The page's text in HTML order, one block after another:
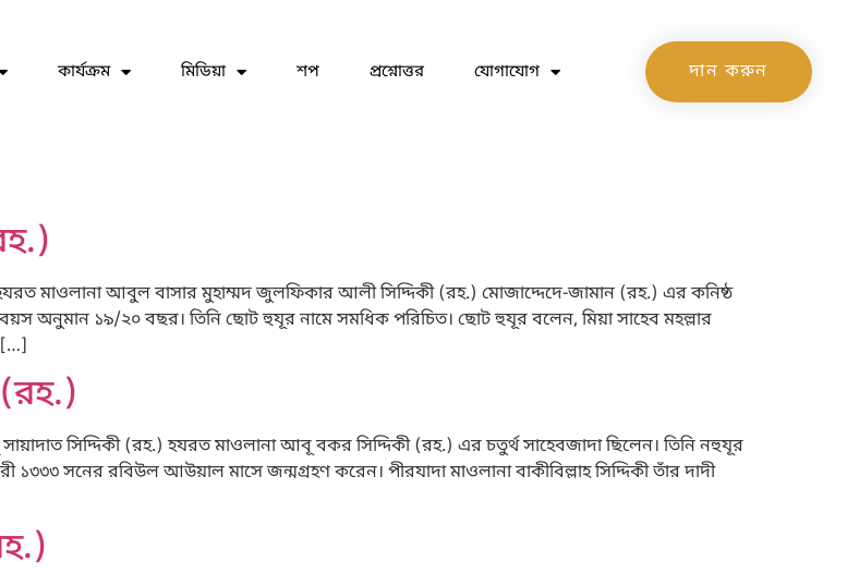
কার্যক্রম মিডিয়া শপ প্রশ্নোত্তর যোগাযোগ দান করুন
মাওলানা আবুল বাসার মুহাম্মদ জুলফিকার আলী সিদ্দিকী (রহ.) মোজাদ্দেদে-জামান (রহ.) এর কনিষ্ঠ
অনুমান ১৯/২০ বছর। তিনি ছোট হুযূর নামে সমধিক পরিচিত। ছোট হুযূর বলেন, মিয়া সাহেব মহল্লার
[…]
সিদ্দিকী (রহ.) হযরত মাওলানা আবূ বকর সিদ্দিকী (রহ.) এর চতুর্থ সাহেবজাদা ছিলেন। তিনি নহুযূর
১৩৩৩ সনের রবিউল আউয়াল মাসে জন্মগ্রহণ করেন। পীরযাদা মাওলানা বাকীবিল্লাহ সিদ্দিকী তাঁর দাদী